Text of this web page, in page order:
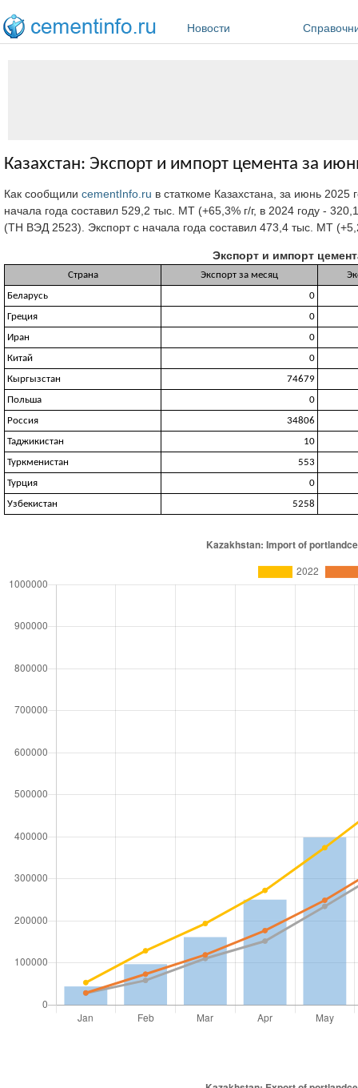
Новости
Казахстан: Экспорт и импорт цемента за
Как сообщили cementInfo.ru в статкоме Казахстана, за июнь
начала года составил 529,2 тыс. МТ (+65,3% г/г, в 2024 году -
(ТН ВЭД 2523). Экспорт с начала года составил 473,4 тыс. МТ
Экспорт и импорт
Страна Экспорт за месяц
Беларусь
0
Греция
0
Иран
0
Китай
0
Кыргызстан
74679
Польша
0
Россия
34806
Таджикистан
10
Туркменистан
553
Турция
0
Узбекистан
5258